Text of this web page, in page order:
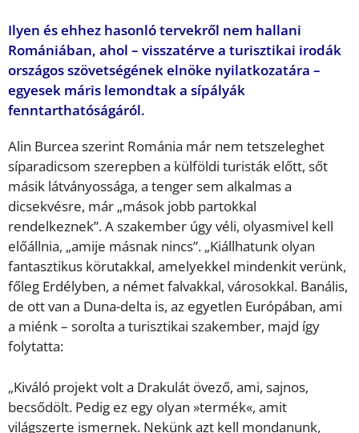
Ilyen és ehhez hasonló tervekről nem hallani
Romániában, ahol – visszatérve a turisztikai irodák
országos szövetségének elnöke nyilatkozatára –
egyesek máris lemondtak a sípályák
fenntarthatóságáról.
Alin Burcea szerint Románia már nem tetszeleghet
síparadicsom szerepben a külföldi turisták előtt, sőt
másik látványossága, a tenger sem alkalmas a
dicsekvésre, már „mások jobb partokkal
rendelkeznek”. A szakember úgy véli, olyasmivel kell
előállnia, „amije másnak nincs”. „Kiállhatunk olyan
fantasztikus körutakkal, amelyekkel mindenkit verünk,
főleg Erdélyben, a német falvakkal, városokkal. Banális,
de ott van a Duna-delta is, az egyetlen Európában, ami
a miénk – sorolta a turisztikai szakember, majd így
folytatta:
„Kiváló projekt volt a Drakulát övező, ami, sajnos,
becsődölt. Pedig ez egy olyan »termék«, amit
világszerte ismernek. Nekünk azt kell mondanunk,